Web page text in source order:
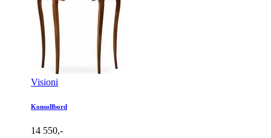
Visioni
Konsollbord
14 550,-